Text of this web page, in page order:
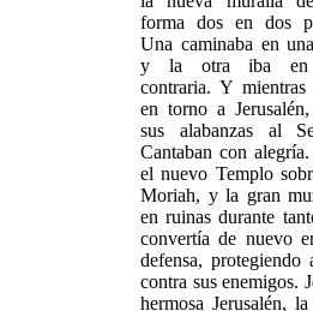
forma dos en dos
Una caminaba en
y la otra iba en
contraria. Y mientras
en torno a Jerusalén,
sus alabanzas al
Cantaban con
el nuevo Templo
Moriah, y la gran
en ruinas durante
convertía de nuevo
defensa, protegiendo
contra sus enemigos.
hermosa Jerusalén,